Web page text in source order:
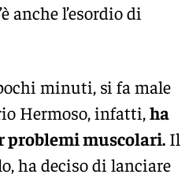
anche l’esordio di
minuti, si fa male
Hermoso, infatti,ha
problemi muscolari. Il
ha deciso di lanciare